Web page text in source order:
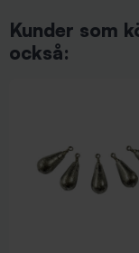
Kunder som
också: